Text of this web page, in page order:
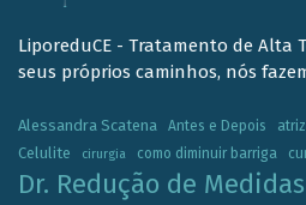
LiporeduCE - Tratamento de Alta
seus próprios caminhos, nós
Alessandra Scatena Antes e Depois atriz
Celulite cirurgia como diminuir barriga
Dr. Redução de Medidas